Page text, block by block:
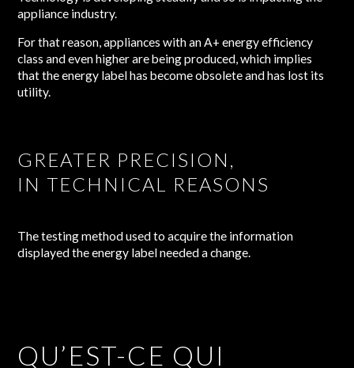
appliance industry.
For that reason, appliances with an A+ energy efficiency
class and even higher are being produced, which implies
that the energy label has become obsolete and has lost its
utility.
GREATER PRECISION,
IN TECHNICAL REASONS
The testing method used to acquire the information
displayed the energy label needed a change.
QU’EST-CE QUI